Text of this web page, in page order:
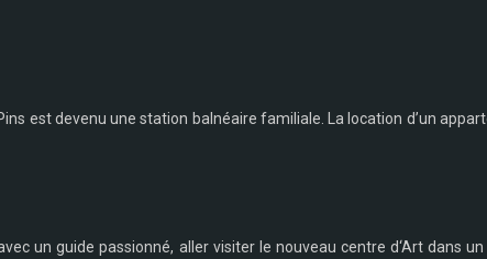
est devenu une station balnéaire familiale. La location d’un
un guide passionné, aller visiter le nouveau centre d‘Art dans un